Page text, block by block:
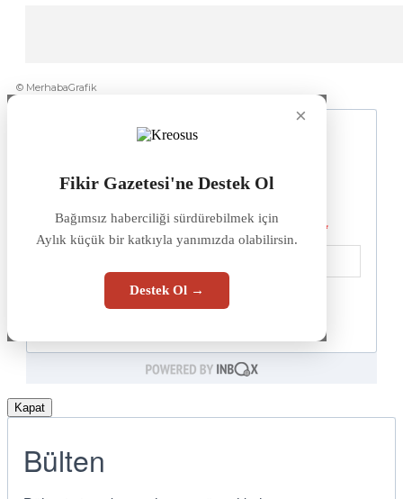
© MerhabaGrafik
×
Fikir Gazetesi'ne Destek Ol
Bağımsız haberciliği sürdürebilmek için
Aylık küçük bir katkıyla yanımızda olabilirsin.
Destek Ol →
Kapat